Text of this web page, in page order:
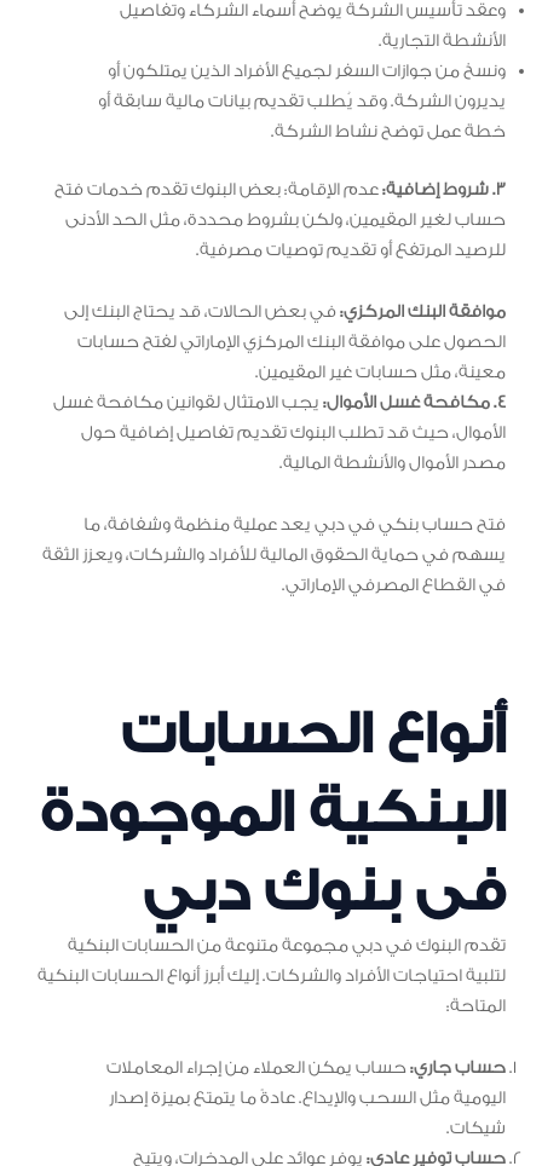
وعقد تأسيس الشركة يوضح أسماء الشركاء وتفاصيل
الأنشطة التجارية.
ونسخ من جوازات السفر لجميع الأفراد الذين يمتلكون أو
يديرون الشركة. وقد يُطلب تقديم بيانات مالية سابقة أو
خطة عمل توضح نشاط الشركة.
3. شروط إضافية:
عدم الإقامة: بعض البنوك تقدم خدمات فتح
حساب لغير المقيمين، ولكن بشروط محددة، مثل الحد الأدنى
للرصيد المرتفع أو تقديم توصيات مصرفية.
موافقة البنك المركزي:في بعض الحالات، قد يحتاج البنك إلى
الحصول على موافقة البنك المركزي الإماراتي لفتح حسابات
معينة، مثل حسابات غير المقيمين.
4. مكافحة غسل الأموال:
يجب الامتثال لقوانين مكافحة غسل
الأموال، حيث قد تطلب البنوك تقديم تفاصيل إضافية حول
مصدر الأموال والأنشطة المالية.
فتح حساب بنكي في دبي يعد عملية منظمة وشفافة، ما
يسهم في حماية الحقوق المالية للأفراد والشركات، ويعزز الثقة
في القطاع المصرفي الإماراتي.
أنواع الحسابات
البنكية الموجودة
فى بنوك دبي
تقدم البنوك في دبي مجموعة متنوعة من الحسابات البنكية
لتلبية احتياجات الأفراد والشركات. إليك أبرز أنواع الحسابات البنكية
المتاحة:
حساب جاري:حساب يمكن العملاء من إجراء المعاملات
اليومية مثل السحب والإيداع. عادةً ما يتمتع بميزة إصدار
شيكات.
حساب توفير عادي: يوفر عوائد على المدخرات، ويتيح